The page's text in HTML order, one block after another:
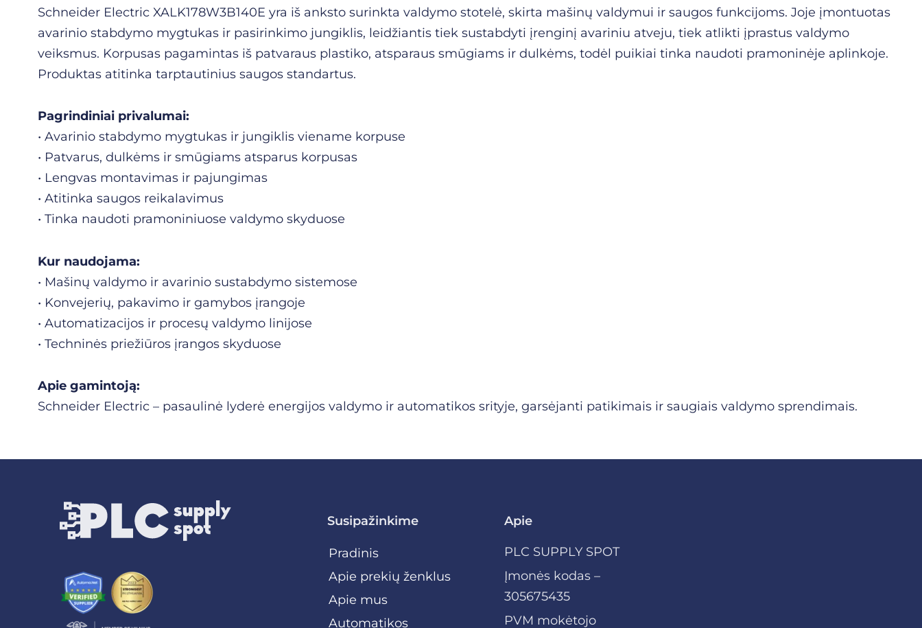
Schneider Electric XALK178W3B140E yra iš anksto surinkta valdymo stotelė, skirta mašinų valdymui ir saugos funkcijoms. Joje įmontuotas
avarinio stabdymo mygtukas ir pasirinkimo jungiklis, leidžiantis tiek sustabdyti įrenginį avariniu atveju, tiek atlikti įprastus valdymo
veiksmus. Korpusas pagamintas iš patvaraus plastiko, atsparaus smūgiams ir dulkėms, todėl puikiai tinka naudoti pramoninėje aplinkoje.
Produktas atitinka tarptautinius saugos standartus.
Pagrindiniai privalumai:
• Avarinio stabdymo mygtukas ir jungiklis viename korpuse
• Patvarus, dulkėms ir smūgiams atsparus korpusas
• Lengvas montavimas ir pajungimas
• Atitinka saugos reikalavimus
• Tinka naudoti pramoniniuose valdymo skyduose
Kur naudojama:
• Mašinų valdymo ir avarinio sustabdymo sistemose
• Konvejerių, pakavimo ir gamybos įrangoje
• Automatizacijos ir procesų valdymo linijose
• Techninės priežiūros įrangos skyduose
Apie gamintoją:
Schneider Electric – pasaulinė lyderė energijos valdymo ir automatikos srityje, garsėjanti patikimais ir saugiais valdymo sprendimais.
Susipažinkime
Pradinis
Apie prekių ženklus
Apie mus
Automatikos
Apie
PLC SUPPLY SPOT
Įmonės kodas –
305675435
PVM mokėtojo